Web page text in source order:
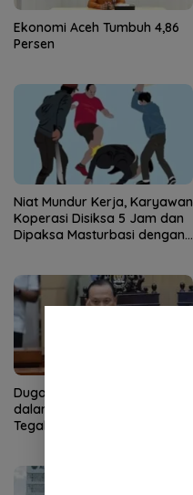
Ekonomi Aceh Tumbuh 4,86
Persen
Niat Mundur Kerja, Karyawan
Koperasi Disiksa 5 Jam dan
Dipaksa Masturbasi dengan
Dugaan Pelibatan Anak
dalam Promosi Vape,
Tegakkan Hukum dengan